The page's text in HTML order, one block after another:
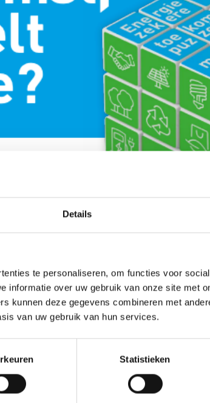
Details
te personaliseren, om functies voor
informatie over uw gebruik van onze site met
kunnen deze gegevens combineren met
van uw gebruik van hun services.
Statistieken
en kan de toenemende vraag
bedrijfsleven. Het Kempisch
Waterlaat en Gemeente
het KOP een werksessie